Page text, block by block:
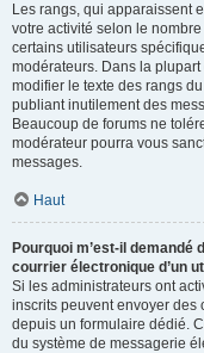
Les rangs, qui apparaissent
votre activité selon le
certains utilisateurs
modérateurs. Dans la
modifier le texte des rangs
publiant inutilement des
Beaucoup de forums ne
modérateur pourra vous
messages.
Haut
Pourquoi m’est-il
courrier électronique d’un
Si les administrateurs ont
inscrits peuvent envoyer des
depuis un formulaire dédié.
du système de messagerie